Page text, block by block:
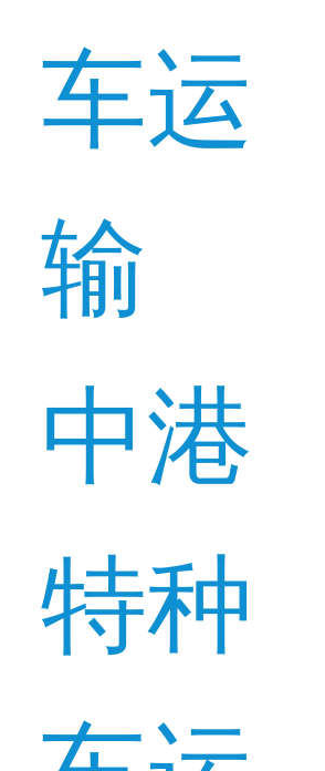
车运
输
中港
特种